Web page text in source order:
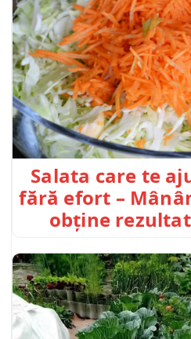
Salata care te
fără efort –
obține